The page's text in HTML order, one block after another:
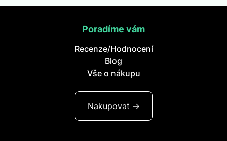
Poradíme vám
Recenze/Hodnocení
Blog
Vše o nákupu
Nakupovat ->